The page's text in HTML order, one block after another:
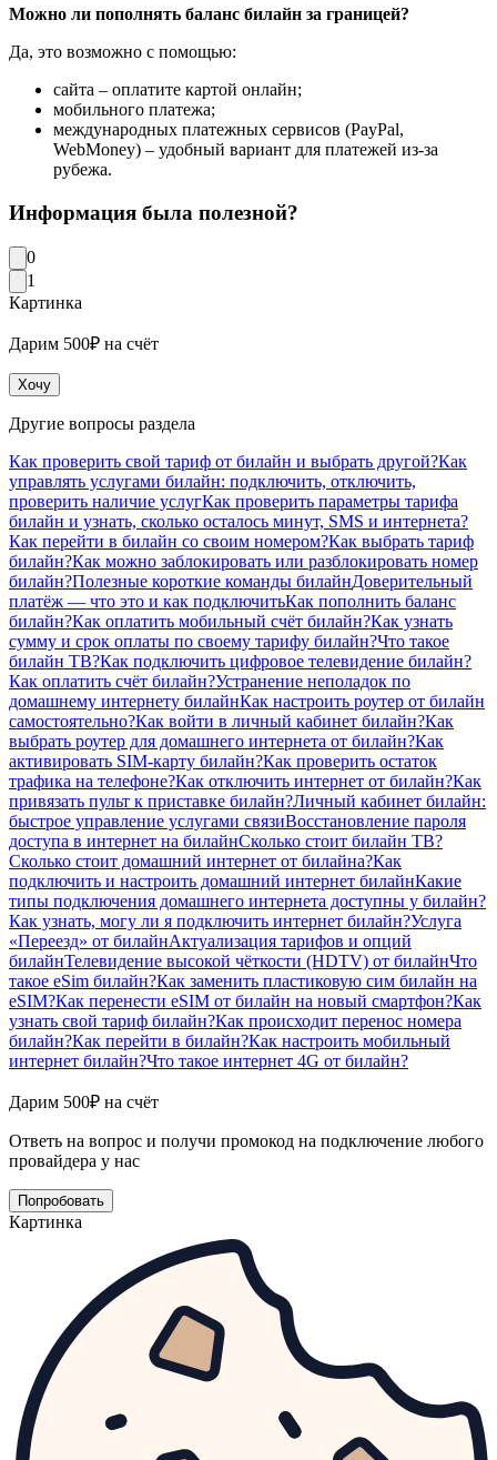
Можно ли пополнять баланс билайн за границей?
Да, это возможно с помощью:
сайта – оплатите картой онлайн;
мобильного платежа;
международных платежных сервисов (PayPal,
WebMoney) – удобный вариант для платежей из-за
рубежа.
Информация была полезной?
0
1
Картинка
Дарим 500₽ на счёт
Хочу
Другие вопросы раздела
Как проверить свой тариф от билайн и выбрать другой?Как
управлять услугами билайн: подключить, отключить,
проверить наличие услугКак проверить параметры тарифа
билайн и узнать, сколько осталось минут, SMS и интернета?
Как перейти в билайн со своим номером?Как выбрать тариф
билайн?Как можно заблокировать или разблокировать номер
билайн?Полезные короткие команды билайнДоверительный
платёж — что это и как подключитьКак пополнить баланс
билайн?Как оплатить мобильный счёт билайн?Как узнать
сумму и срок оплаты по своему тарифу билайн?Что такое
билайн ТВ?Как подключить цифровое телевидение билайн?
Как оплатить счёт билайн?Устранение неполадок по
домашнему интернету билайнКак настроить роутер от билайн
самостоятельно?Как войти в личный кабинет билайн?Как
выбрать роутер для домашнего интернета от билайн?Как
активировать SIM-карту билайн?Как проверить остаток
трафика на телефоне?Как отключить интернет от билайн?Как
привязать пульт к приставке билайн?Личный кабинет билайн:
быстрое управление услугами связиВосстановление пароля
доступа в интернет на билайнСколько стоит билайн ТВ?
Сколько стоит домашний интернет от билайна?Как
подключить и настроить домашний интернет билайнКакие
типы подключения домашнего интернета доступны у билайн?
Как узнать, могу ли я подключить интернет билайн?Услуга
«Переезд» от билайнАктуализация тарифов и опций
билайнТелевидение высокой чёткости (HDTV) от билайнЧто
такое eSim билайн?Как заменить пластиковую сим билайн на
eSIM?Как перенести eSIM от билайн на новый смартфон?Как
узнать свой тариф билайн?Как происходит перенос номера
билайн?Как перейти в билайн?Как настроить мобильный
интернет билайн?Что такое интернет 4G от билайн?
Дарим 500₽ на счёт
Ответь на вопрос и получи промокод на подключение любого
провайдера у нас
Попробовать
Картинка